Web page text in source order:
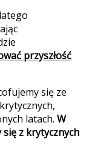
przyszłość
się ze
latach. W
z krytycznych